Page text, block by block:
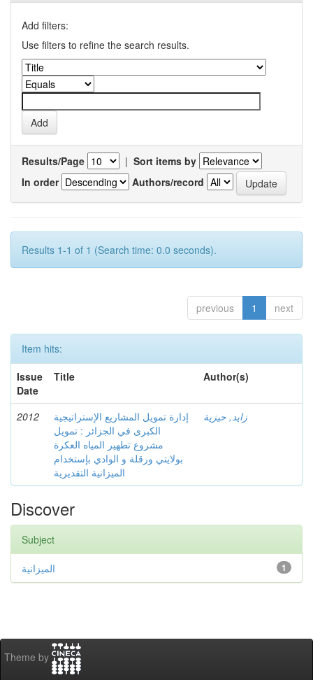
Add filters:
Use filters to refine the search results.
Results/Page | Sort items by
In order
Authors/record
Results 1-1 of 1 (Search time: 0.0 seconds).
previous 1 next
Item hits:
Issue
Date
Title Author(s)
2012
إدارة تمويل المشاريع الإستراتيجية
الكبرى في الجزائر : تمويل
مشروع تطهير المياه العكرة
بولايتي ورقلة و الوادي بإستخدام
الميزانية التقديرية
زايد, حيزية
Discover
Subject
1 الميزانية
Theme by